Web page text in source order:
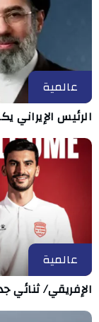
عالمية
الرئيس
عالمية
الإفريقي/ ثنائي